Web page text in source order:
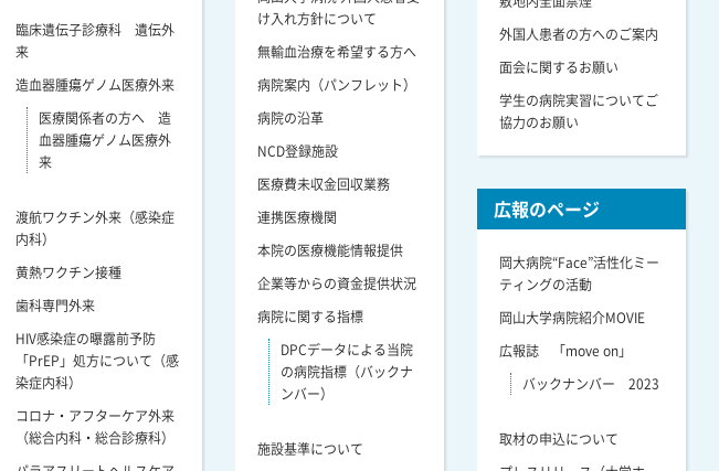
臨床遺伝子診療科 遺伝外
来
造血器腫瘍ゲノム医療外来
医療関係者の方へ 造
血器腫瘍ゲノム医療外
来
渡航ワクチン外来（感染症
内科）
黄熱ワクチン接種
歯科専門外来
HIV感染症の曝露前予防
「PrEP」処方について（感
染症内科）
コロナ・アフターケア外来
（総合内科・総合診療科）
け入れ方針について
無輸血治療を希望する方へ
病院案内（パンフレット）
病院の沿革
NCD登録施設
医療費未収金回収業務
連携医療機関
本院の医療機能情報提供
企業等からの資金提供状況
病院に関する指標
DPCデータによる当院
の病院指標（バックナ
ンバー）
施設基準について
外国人患者の方へのご案内
面会に関するお願い
学生の病院実習についてご
協力のお願い
広報のページ
岡大病院“Face”活性化ミー
ティングの活動
岡山大学病院紹介MOVIE
広報誌 「move on」
バックナンバー 2023
取材の申込について